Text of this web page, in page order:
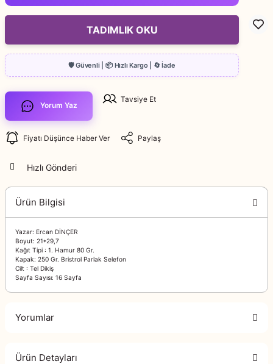
TADIMLIK OKU
Yorum Yaz
Tavsiye Et
Fiyatı Düşünce Haber Ver Paylaş
Hızlı Gönderi
Ürün Bilgisi
Yazar: Ercan DİNÇER
Boyut: 21*29,7
Kağıt Tipi : 1. Hamur 80 Gr.
Kapak: 250 Gr. Bristrol Parlak Selefon
Cilt : Tel Dikiş
Sayfa Sayısı: 16 Sayfa
Yorumlar
Ürün Detayları